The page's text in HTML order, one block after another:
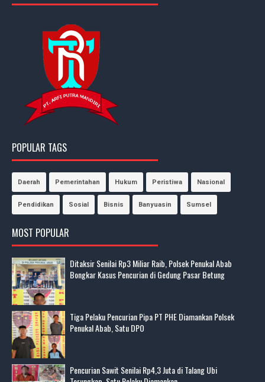
POPULAR TAGS
Daerah Pemerintahan Hukum Peristiwa Nasional
Pendidikan Sosial Bisnis Banyuasin Sumsel
MOST POPULAR
Ditaksir Senilai Rp3 Miliar Raib, Polsek Penukal Abab
Bongkar Kasus Pencurian di Gedung Pasar Betung
Tiga Pelaku Pencurian Pipa PT PHE Diamankan Polsek
Penukal Abab, Satu DPO
Pencurian Sawit Senilai Rp4,3 Juta di Talang Ubi